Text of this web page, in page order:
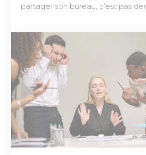
partager son bureau, c’est pas